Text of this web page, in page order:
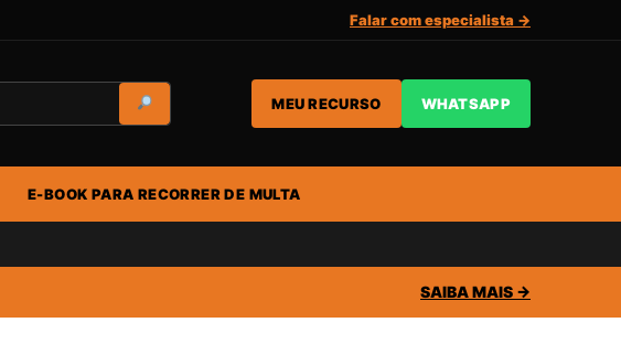
Falar com especialista →
MEU RECURSO WHATSAPP
E-BOOK PARA RECORRER DE MULTA
SAIBA MAIS →